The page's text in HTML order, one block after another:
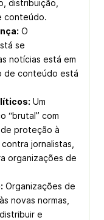
distribuição,
conteúdo.
O
se
notícias está em
de conteúdo está
Um
“brutal” com
proteção à
jornalistas,
organizações de
Organizações de
novas normas,
e